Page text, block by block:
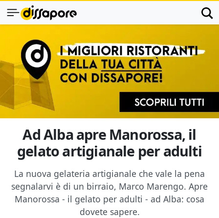
Ad Alba apre Manorossa, il
gelato artigianale per adulti
La nuova gelateria artigianale che vale la pena
segnalarvi è di un birraio, Marco Marengo. Apre
Manorossa - il gelato per adulti - ad Alba: cosa
dovete sapere.